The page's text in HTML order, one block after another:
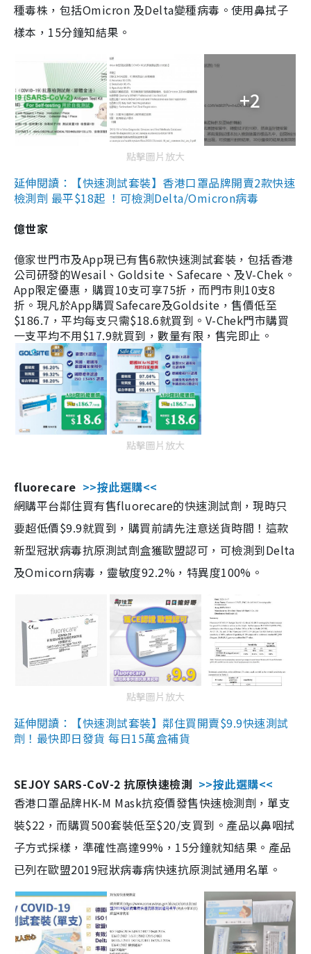
種毒株，包括Omicron 及Delta變種病毒。使用鼻拭子
樣本，15分鐘知結果。
+2
點擊圖片放大
延伸閱讀：【快速測試套裝】香港口罩品牌開賣2款快速
檢測劑 最平$18起 ！可檢測Delta/Omicron病毒
億世家
億家世門市及App現已有售6款快速測試套裝，包括香港
公司研發的Wesail、Goldsite、Safecare、及V-Chek。
App限定優惠，購買10支可享75折，而門市則10支8
折。現凡於App購買Safecare及Goldsite，售價低至
$186.7，平均每支只需$18.6就買到。V-Chek門市購買
一支平均不用$17.9就買到，數量有限，售完即止。
點擊圖片放大
fluorecare >>按此選購<<
網購平台鄰住買有售fluorecare的快速測試劑，現時只
要超低價$9.9就買到，購買前請先注意送貨時間！這款
新型冠狀病毒抗原測試劑盒獲歐盟認可，可檢測到Delta
及Omicorn病毒，靈敏度92.2%，特異度100%。
點擊圖片放大
延伸閱讀：【快速測試套裝】鄰住買開賣$9.9快速測試
劑！最快即日發貨 每日15萬盒補貨
SEJOY SARS-CoV-2 抗原快速檢測 >>按此選購<<
香港口罩品牌HK-M Mask抗疫價發售快速檢測劑，單支
裝$22，而購買500套裝低至$20/支買到。產品以鼻咽拭
子方式採樣，準確性高達99%，15分鐘就知結果。產品
已列在歐盟2019冠狀病毒病快速抗原測試通用名單。